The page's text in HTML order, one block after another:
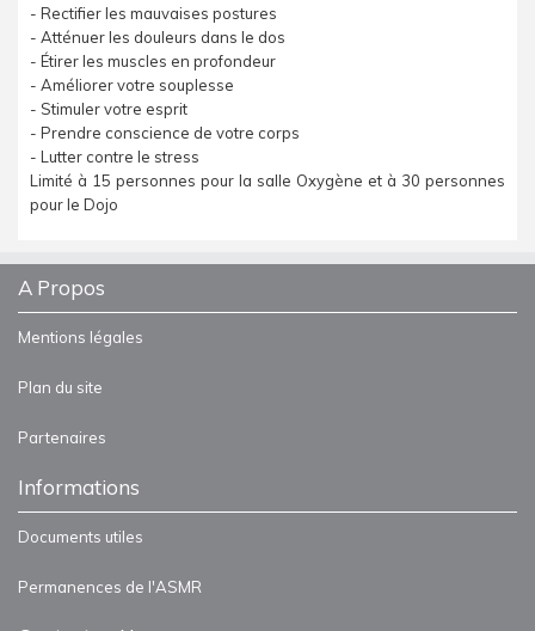
- Rectifier les mauvaises postures
- Atténuer les douleurs dans le dos
- Étirer les muscles en profondeur
- Améliorer votre souplesse
- Stimuler votre esprit
- Prendre conscience de votre corps
- Lutter contre le stress
Limité à 15 personnes pour la salle Oxygène et à 30 personnes
pour le Dojo
A Propos
Mentions légales
Plan du site
Partenaires
Informations
Documents utiles
Permanences de l'ASMR